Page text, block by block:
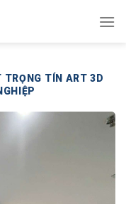
TRỌNG TÍN ART 3D